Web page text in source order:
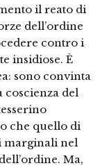
il reato di
dell’ordine
contro i
insidiose. È
sono convinta
coscienza del
che quello di
marginali nel
Ma,